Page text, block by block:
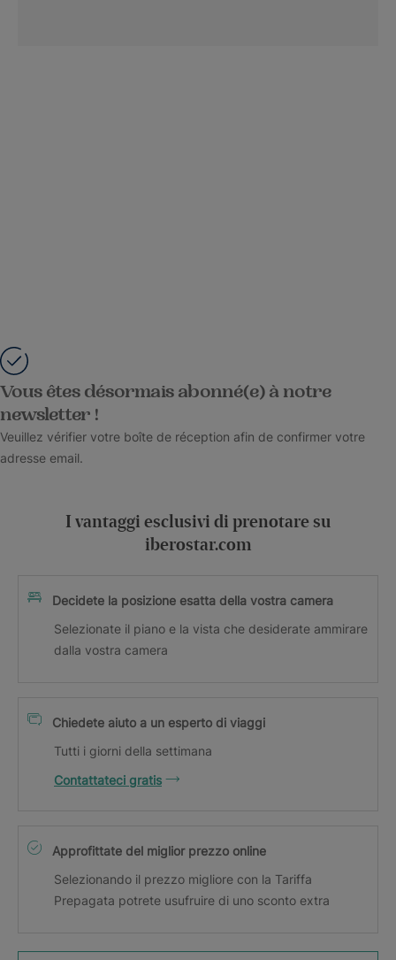
Vous êtes désormais abonné(e) à notre
newsletter !
Veuillez vérifier votre boîte de réception afin de confirmer votre
adresse email.
I vantaggi esclusivi di prenotare su
iberostar.com
Decidete la posizione esatta della vostra camera
Selezionate il piano e la vista che desiderate ammirare
dalla vostra camera
Chiedete aiuto a un esperto di viaggi
Tutti i giorni della settimana
Contattateci gratis
Approfittate del miglior prezzo online
Selezionando il prezzo migliore con la Tariffa
Prepagata potrete usufruire di uno sconto extra